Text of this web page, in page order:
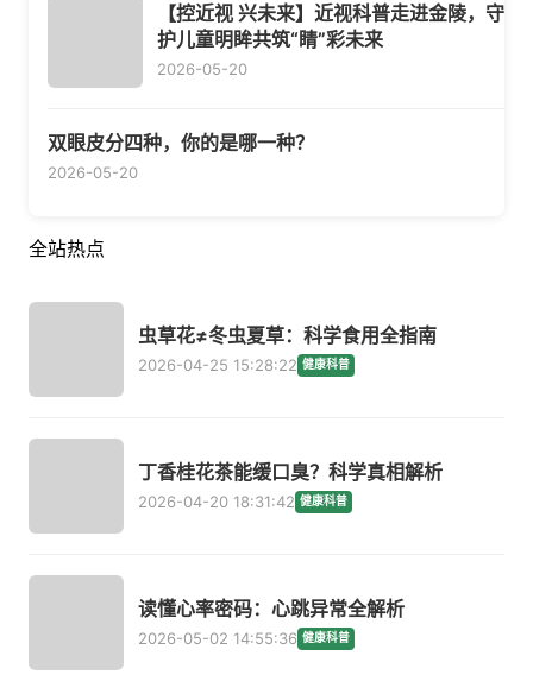
【控近视 兴未来】近视科普走进金陵，守
护儿童明眸共筑“睛”彩未来
2026-05-20
双眼皮分四种，你的是哪一种？
2026-05-20
全站热点
虫草花≠冬虫夏草：科学食用全指南
2026-04-25 15:28:22 健康科普
丁香桂花茶能缓口臭？科学真相解析
2026-04-20 18:31:42 健康科普
读懂心率密码：心跳异常全解析
2026-05-02 14:55:36 健康科普